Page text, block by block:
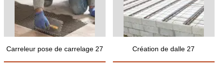
Carreleur pose de carrelage 27 Création de dalle 27